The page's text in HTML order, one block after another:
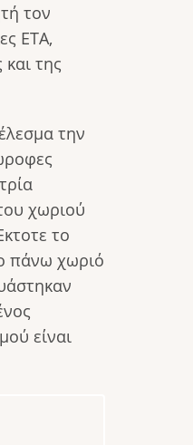
τον
ΕΤΑ,
της
την
χωριού
το
πάνω χωριό
είναι